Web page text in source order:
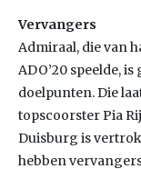
Vervangers
Admiraal, die van
ADO’20 speelde,
doelpunten. Die
topscoorster Pia
Duisburg is
hebben